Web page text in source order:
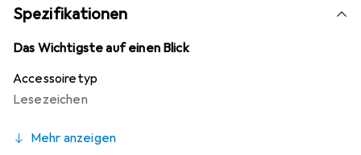
der Jahre kontinuierlich an die Bedürfnisse von
Jurastudierenden angepasst. Qualität und Langlebigkeit
stehen bei SKIN an erster Stelle.
Spezifikationen
Das Wichtigste auf einen Blick
Accessoiretyp
Lesezeichen
Mehr anzeigen